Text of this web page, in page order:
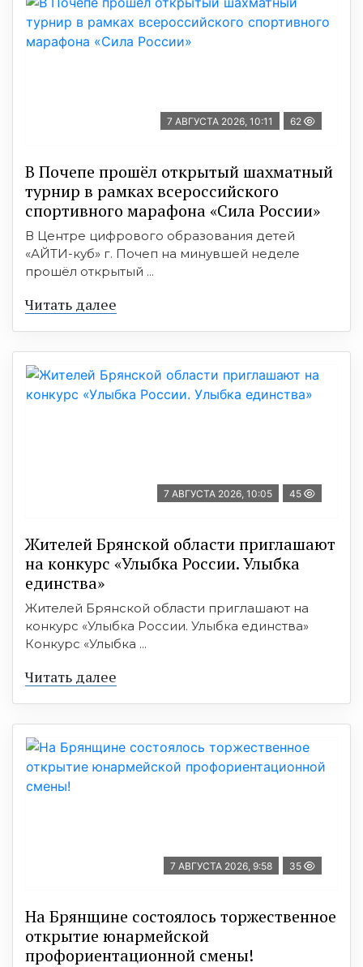
7 АВГУСТА 2026, 10:11 62
В Почепе прошёл открытый шахматный
турнир в рамках всероссийского
спортивного марафона «Сила России»
В Центре цифрового образования детей
«АЙТИ-куб» г. Почеп на минувшей неделе
прошёл открытый ...
Читать далее
7 АВГУСТА 2026, 10:05 45
Жителей Брянской области приглашают
на конкурс «Улыбка России. Улыбка
единства»
Жителей Брянской области приглашают на
конкурс «Улыбка России. Улыбка единства»
Конкурс «Улыбка ...
Читать далее
7 АВГУСТА 2026, 9:58 35
На Брянщине состоялось торжественное
открытие юнармейской
профориентационной смены!